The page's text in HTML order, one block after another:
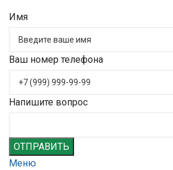
Имя
Ваш номер телефона
Напишите вопрос
ОТПРАВИТЬ
Меню